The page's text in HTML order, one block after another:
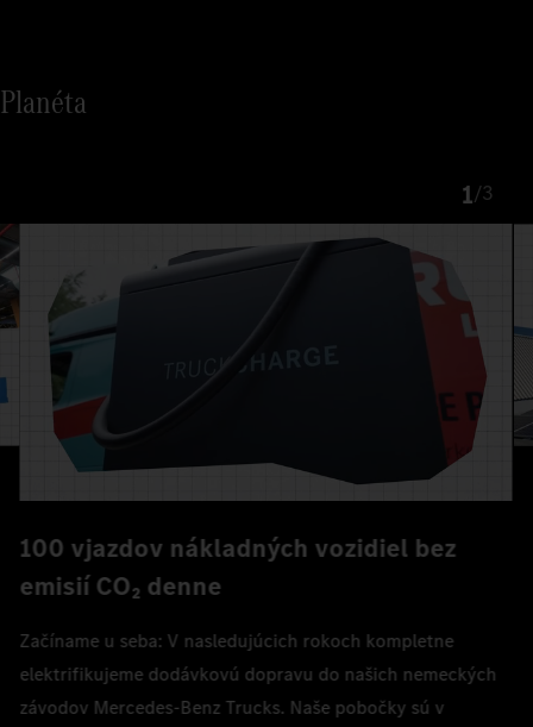
Planéta
1/3
100 vjazdov nákladných vozidiel bez
emisií CO₂ denne
Začíname u seba: V nasledujúcich rokoch kompletne
elektrifikujeme dodávkovú dopravu do našich nemeckých
závodov Mercedes-Benz Trucks. Naše pobočky sú v